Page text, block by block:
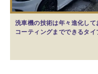
洗車機の技術は年々進化し
コーティングまでできるタ